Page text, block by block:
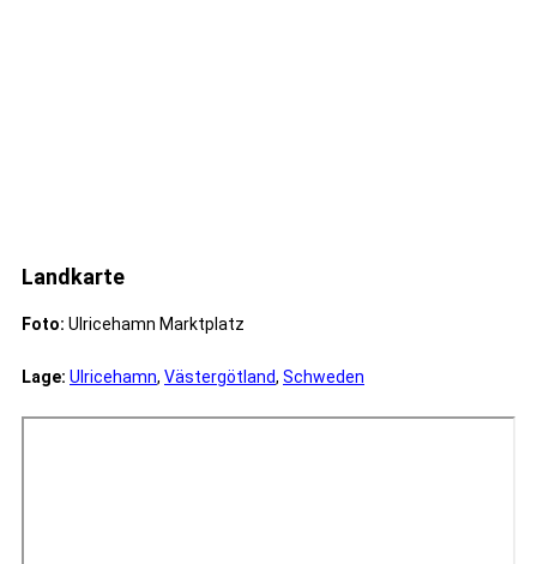
Landkarte
Foto: Ulricehamn Marktplatz
Lage: Ulricehamn, Västergötland, Schweden